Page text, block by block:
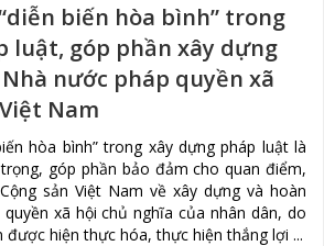
biến hòa bình” trong
luật, góp phần xây dựng
nước pháp quyền xã
Nam
hòa bình” trong xây dựng pháp luật là
góp phần bảo đảm cho quan điểm,
sản Việt Nam về xây dựng và hoàn
xã hội chủ nghĩa của nhân dân, do
được hiện thực hóa, thực hiện thắng lợi ...